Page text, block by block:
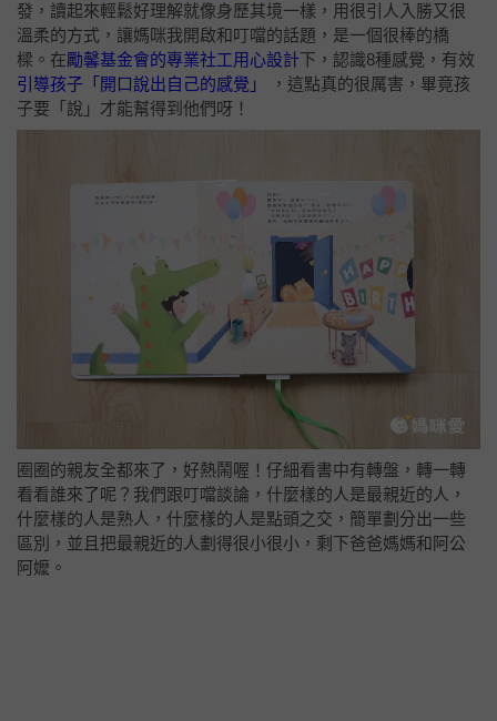
發 ， 讀起來輕鬆好理解就像身歷其境一樣 ，用很引人入勝又很
溫柔的方式，讓媽咪我開啟和叮噹的話題，是一個很棒的橋
樑。 在勵馨基金會的專業社工用心設計下，認識8種感覺，有效
引導孩子「 開口說出自己的感覺」
，這點真的很厲害，畢竟孩
子要「說」才能幫得到他們呀！
圈圈的親友全都來了，好熱鬧喔！仔細看書中有轉盤，轉一轉
看看誰來了呢？我們跟叮噹談論，什麼樣的人是最親近的人，
什麼樣的人是熟人，什麼樣的人是點頭之交，簡單劃分出一些
區別，並且把最親近的人劃得很小很小，剩下爸爸媽媽和阿公
阿嬤。